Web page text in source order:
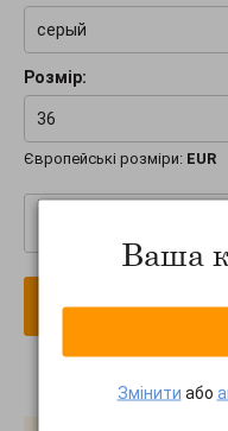
серый
Розмір:
36
Європейські розміри: EUR
Ваша
Змінити або